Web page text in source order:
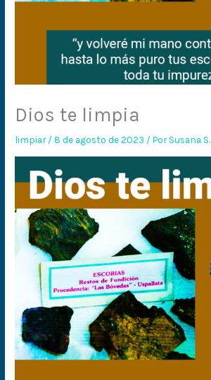
Dios te limpia
limpiar/8 de agosto de 2023 / PorSusana S.